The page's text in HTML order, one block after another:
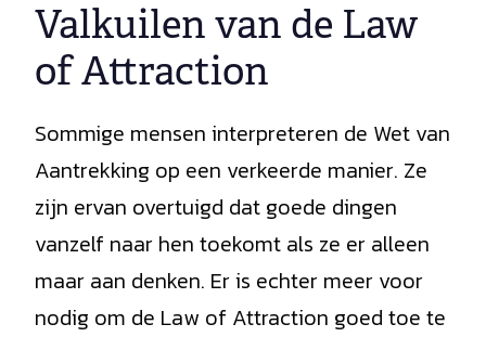
Valkuilen van de Law
of Attraction
Sommige mensen interpreteren de Wet van
Aantrekking op een verkeerde manier. Ze
zijn ervan overtuigd dat goede dingen
vanzelf naar hen toekomt als ze er alleen
maar aan denken. Er is echter meer voor
nodig om de Law of Attraction goed toe te